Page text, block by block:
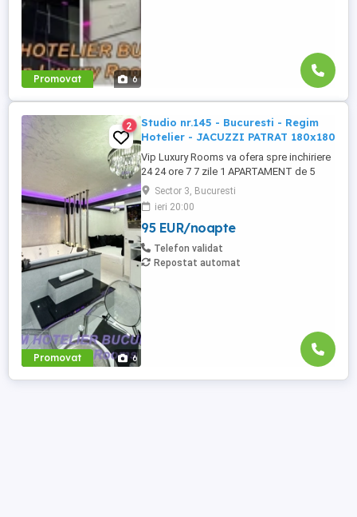
Promovat 6
Promovat 6
2
Studio nr.145 - Bucuresti - Regim
Hotelier - JACUZZI PATRAT 180x180
Vip Luxury Rooms va ofera spre inchiriere
24 24 ore 7 7 zile 1 APARTAMENT de 5
stele Luxos cu un desing unic si deosebit
in Sector 3 Bucuresti . APARTAMENTUL se
alfa in Complex Rezidential Nou . Acces
Bariera Monitorizare Video in Complex (
de la Politia Locala Sector 3 ) Loc de
parcare PRIVAT in complex ...
Sector 3, Bucuresti
ieri 20:00
95 EUR/noapte
Telefon validat
Repostat automat